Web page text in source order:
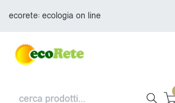
ecorete: ecologia on line